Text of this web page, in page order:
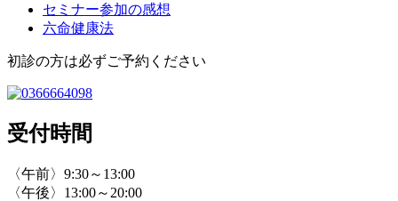
セミナー参加の感想
六命健康法
初診の方は必ずご予約ください
受付時間
〈午前〉9:30～13:00
〈午後〉13:00～20:00